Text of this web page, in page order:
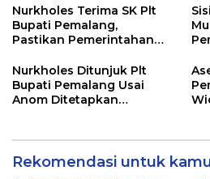
Dunia
Nurkholes Terima SK Plt
Bupati Pemalang,
Pastikan Pemerintahan
Nurkholes Ditunjuk Plt
Bupati Pemalang Usai
Anom Ditetapkan
Rekomendasi untuk